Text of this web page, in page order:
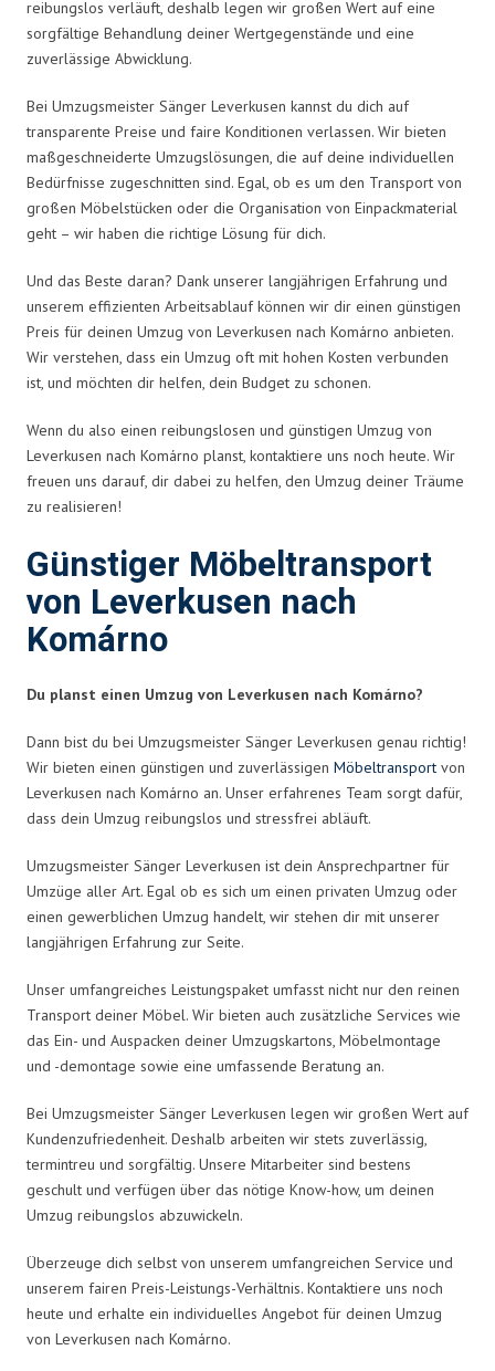
reibungslos verläuft, deshalb legen wir großen Wert auf eine
sorgfältige Behandlung deiner Wertgegenstände und eine
zuverlässige Abwicklung.
Bei Umzugsmeister Sänger Leverkusen kannst du dich auf
transparente Preise und faire Konditionen verlassen. Wir bieten
maßgeschneiderte Umzugslösungen, die auf deine individuellen
Bedürfnisse zugeschnitten sind. Egal, ob es um den Transport von
großen Möbelstücken oder die Organisation von Einpackmaterial
geht – wir haben die richtige Lösung für dich.
Und das Beste daran? Dank unserer langjährigen Erfahrung und
unserem effizienten Arbeitsablauf können wir dir einen günstigen
Preis für deinen Umzug von Leverkusen nach Komárno anbieten.
Wir verstehen, dass ein Umzug oft mit hohen Kosten verbunden
ist, und möchten dir helfen, dein Budget zu schonen.
Wenn du also einen reibungslosen und günstigen Umzug von
Leverkusen nach Komárno planst, kontaktiere uns noch heute. Wir
freuen uns darauf, dir dabei zu helfen, den Umzug deiner Träume
zu realisieren!
Günstiger Möbeltransport
von Leverkusen nach
Komárno
Du planst einen Umzug von Leverkusen nach Komárno?
Dann bist du bei Umzugsmeister Sänger Leverkusen genau richtig!
Wir bieten einen günstigen und zuverlässigen Möbeltransport von
Leverkusen nach Komárno an. Unser erfahrenes Team sorgt dafür,
dass dein Umzug reibungslos und stressfrei abläuft.
Umzugsmeister Sänger Leverkusen ist dein Ansprechpartner für
Umzüge aller Art. Egal ob es sich um einen privaten Umzug oder
einen gewerblichen Umzug handelt, wir stehen dir mit unserer
langjährigen Erfahrung zur Seite.
Unser umfangreiches Leistungspaket umfasst nicht nur den reinen
Transport deiner Möbel. Wir bieten auch zusätzliche Services wie
das Ein- und Auspacken deiner Umzugskartons, Möbelmontage
und -demontage sowie eine umfassende Beratung an.
Bei Umzugsmeister Sänger Leverkusen legen wir großen Wert auf
Kundenzufriedenheit. Deshalb arbeiten wir stets zuverlässig,
termintreu und sorgfältig. Unsere Mitarbeiter sind bestens
geschult und verfügen über das nötige Know-how, um deinen
Umzug reibungslos abzuwickeln.
Überzeuge dich selbst von unserem umfangreichen Service und
unserem fairen Preis-Leistungs-Verhältnis. Kontaktiere uns noch
heute und erhalte ein individuelles Angebot für deinen Umzug
von Leverkusen nach Komárno.